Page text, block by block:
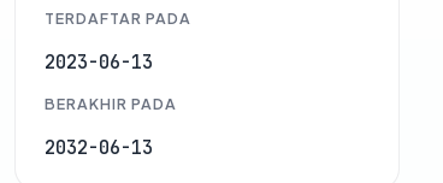
TERDAFTAR PADA
2023-06-13
BERAKHIR PADA
2032-06-13